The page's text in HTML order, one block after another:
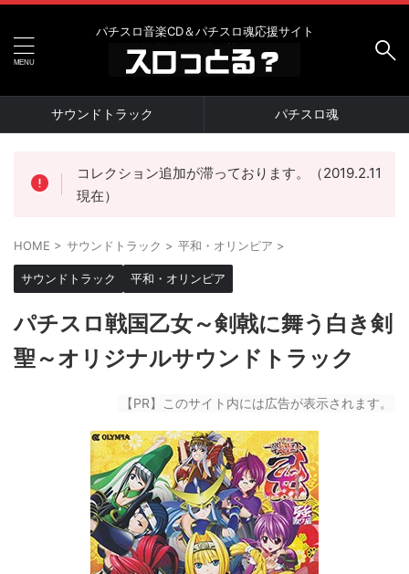
パチスロ音楽CD＆パチスロ魂応援サイト
サウンドトラック パチスロ魂
コレクション追加が滞っております。（2019.2.11
現在）
HOME > サウンドトラック > 平和・オリンピア >
サウンドトラック 平和・オリンピア
パチスロ戦国乙女～剣戟に舞う白き剣
聖～オリジナルサウンドトラック
【PR】このサイト内には広告が表示されます。